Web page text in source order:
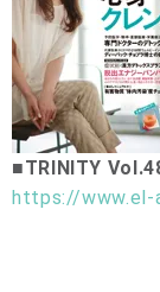
■TRINITY
https://www.el-